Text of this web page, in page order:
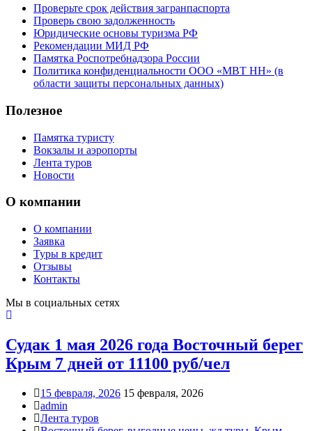
Проверьте срок действия загранпаспорта
Проверь свою задолженность
Юридические основы туризма РФ
Рекомендации МИД РФ
Памятка Роспотребнадзора России
Политика конфиденциальности ООО «МВТ НН» (в
области защиты персональных данных)
Полезное
Памятка туристу
Вокзалы и аэропорты
Лента туров
Новости
О компании
О компании
Заявка
Туры в кредит
Отзывы
Контакты
Мы в социальных сетях
Судак 1 мая 2026 года Восточный берег
Крым 7 дней от 11100 руб/чел
15 февраля, 2026 15 февраля, 2026
admin
Лента туров